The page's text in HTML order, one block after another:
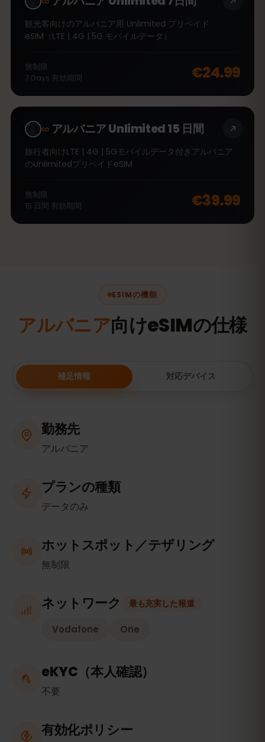
観光客向けのアルバニア用 Unlimited プリペイド
eSIM（LTE | 4G | 5G モバイルデータ）
無制限
7 Days 有効期間 €24.99
∞ アルバニア Unlimited 15 日間
旅行者向けLTE | 4G | 5Gモバイルデータ付きアルバニア
のUnlimitedプリペイドeSIM
無制限
15 日間 有効期間 €39.99
ESIMの機能
アルバニア向けeSIMの仕様
補足情報 対応デバイス
勤務先
アルバニア
プランの種類
データのみ
ホットスポット／テザリング
無制限
ネットワーク 最も充実した報道
Vodafone One
eKYC（本人確認）
不要
有効化ポリシー